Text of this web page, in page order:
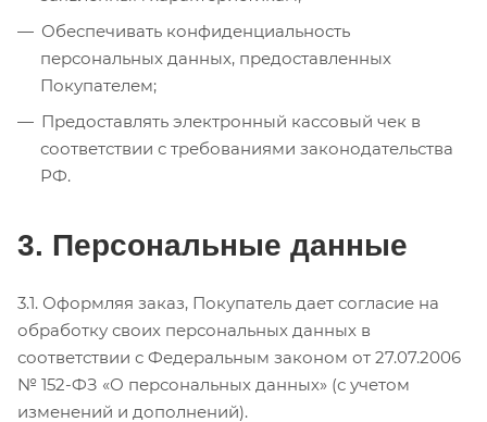
Обеспечивать конфиденциальность
персональных данных, предоставленных
Покупателем;
Предоставлять электронный кассовый чек в
соответствии с требованиями законодательства
РФ.
3. Персональные данные
3.1. Оформляя заказ, Покупатель дает согласие на
обработку своих персональных данных в
соответствии с Федеральным законом от 27.07.2006
№ 152-ФЗ «О персональных данных» (с учетом
изменений и дополнений).